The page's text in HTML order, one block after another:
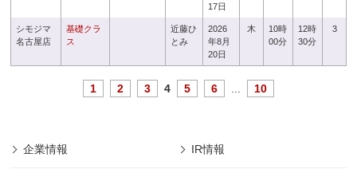
17日
シモジマ
名古屋店
基礎クラ
ス
近藤ひ
とみ
2026
年8月
20日
木
10時
00分
12時
30分
3
1 2 3 4 5 6 10
企業情報 IR情報